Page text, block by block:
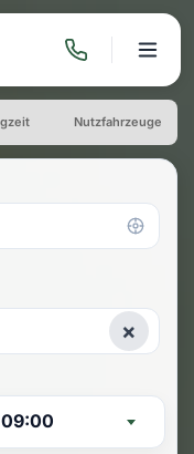
Nutzfahrzeuge
×
09:00